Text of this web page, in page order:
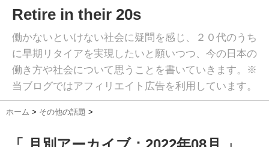
Retire in their 20s
働かないといけない社会に疑問を感じ、２０代のうち
に早期リタイアを実現したいと願いつつ、今の日本の
働き方や社会について思うことを書いていきます。※
当ブログではアフィリエイト広告を利用しています。
ホーム > その他の話題 >